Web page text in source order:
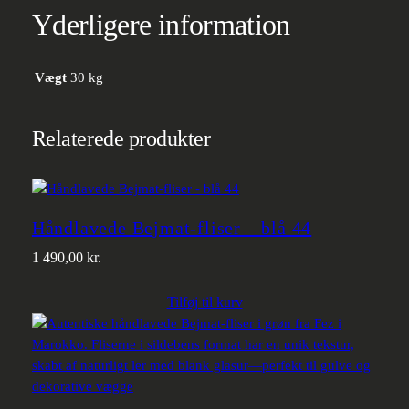
Yderligere information
Vægt 30 kg
Relaterede produkter
Håndlavede Bejmat-fliser – blå 44
1 490,00 kr.
Tilføj til kurv